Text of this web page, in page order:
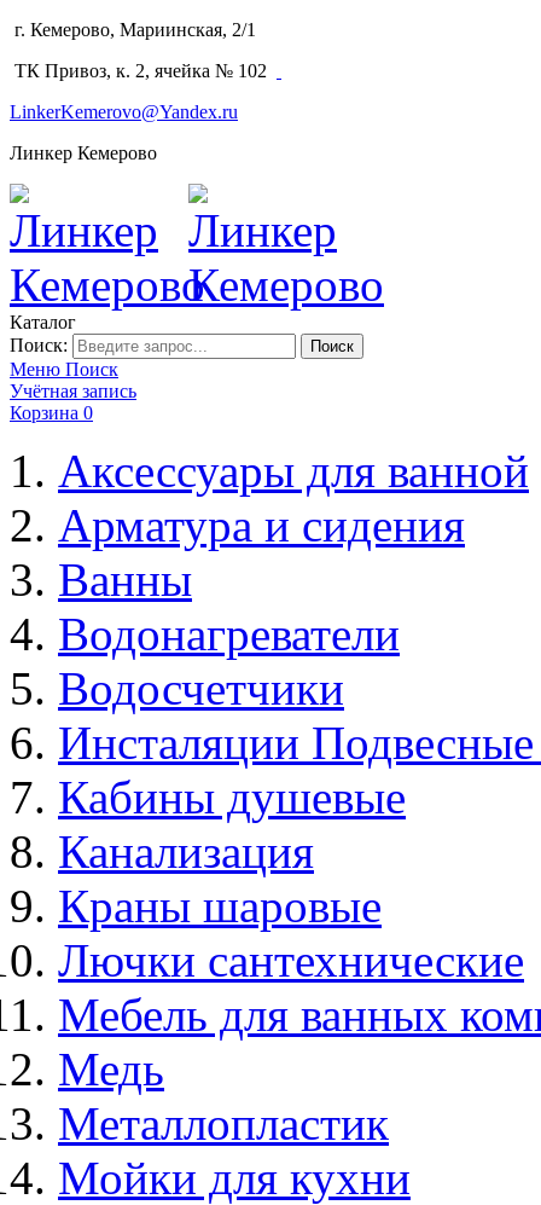
г. Кемерово, Мариинская, 2/1
ТК Привоз, к. 2, ячейка № 102
LinkerKemerovo@Yandex.ru
Линкер Кемерово
Каталог
Поиск:
Поиск
Меню Поиск
Учётная запись
Корзина 0
Аксессуары для ванной
Арматура и сидения
Ванны
Водонагреватели
Водосчетчики
Инсталяции
Кабины душевые
Канализация
Краны шаровые
Лючки сантехнические
Мебель для ванных
Медь
Металлопластик
Мойки для кухни